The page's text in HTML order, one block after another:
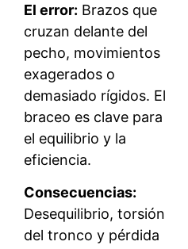
El error: Brazos que
cruzan delante del
pecho, movimientos
exagerados o
demasiado rígidos. El
braceo es clave para
el equilibrio y la
eficiencia.
Consecuencias:
Desequilibrio, torsión
del tronco y pérdida